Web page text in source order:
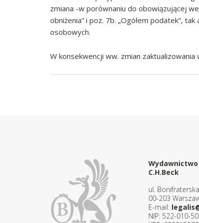
zmiana -w porównaniu do obowiązującej
obniżenia” i poz. 7b. „Ogółem podatek”,
osobowych.
W konsekwencji ww. zmian
Wydawnictwo
C.H.Beck
ul.
00-203
E-mail:
NIP: 522-010-